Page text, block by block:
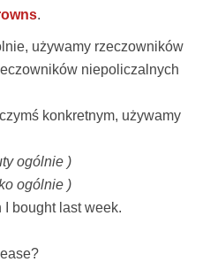
.
używamy rzeczowników
niepoliczalnych
konkretnym, używamy
ogólnie )
ogólnie )
I bought last week.